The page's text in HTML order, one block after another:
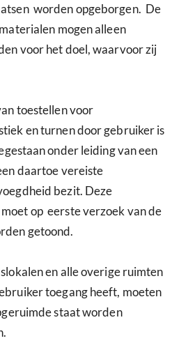
worden opgeborgen. De
mogen alleen
voor het doel, waarvoor zij
toestellen voor
en turnen door gebruiker is
onder leiding van een
daartoe vereiste
bezit. Deze
op eerste verzoek van de
getoond.
en alle overige ruimten
toegang heeft, moeten
staat worden